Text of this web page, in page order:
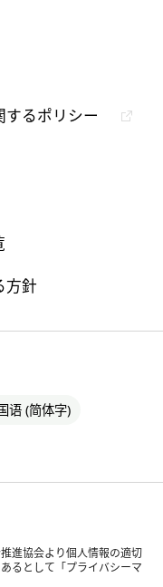
るポリシー
方針
语 (简体字)
進協会より個人情報の適切
るとして「プライバシーマ